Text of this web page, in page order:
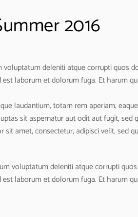
2016
deleniti atque corrupti quos
laborum et dolorum fuga. Et harum
laudantium, totam rem aperiam,
sit aspernatur aut odit aut fugit,
amet, consectetur, adipisci velit, sed
voluptatum deleniti atque corrupti
laborum et dolorum fuga. Et harum